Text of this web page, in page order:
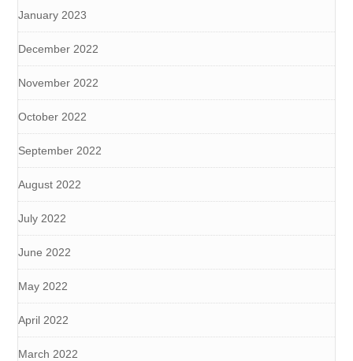
January 2023
December 2022
November 2022
October 2022
September 2022
August 2022
July 2022
June 2022
May 2022
April 2022
March 2022